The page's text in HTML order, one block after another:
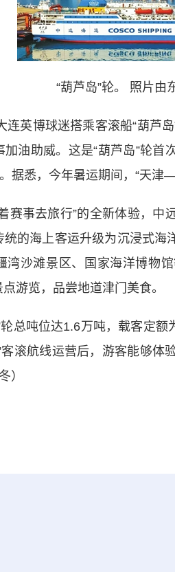
“葫芦岛”轮。 照片由
博球迷搭乘客滚船“葫芦岛
油助威。这是“葫芦岛”轮
据悉，今年暑运期间，“天津
事去旅行”的全新体验，中
的海上客运升级为沉浸式海
湾沙滩景区、国家海洋博物
游览，品尝地道津门美食。
吨位达1.6万吨，载客定额
滚航线运营后，游客能够体
）